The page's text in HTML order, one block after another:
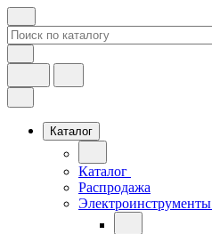
Каталог
Каталог
Распродажа
Электроинструменты